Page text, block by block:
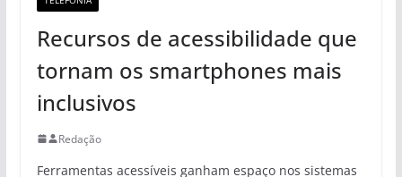
Recursos de acessibilidade que
tornam os smartphones mais
inclusivos
Redação
Ferramentas acessíveis ganham espaço nos sistemas